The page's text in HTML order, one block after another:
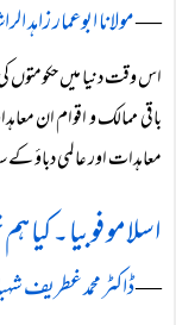
―مولانا ابوعمار زاہد
اس وقت دنیا میں حکومتوں
باقی ممالک و اقوام ان
معاہدات اور عالمی دباؤ
اسلامو فوبیا ۔ کیا
―ڈاکٹر محمد غطریف